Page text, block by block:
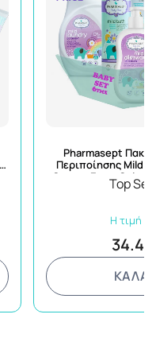
Pharmasept
Περιποίησης Mild
Cream+Extra Calm
Top
Η τιμή